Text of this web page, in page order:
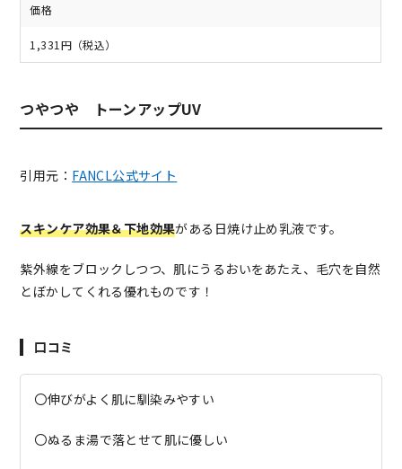
価格
1,331円（税込）
つやつや トーンアップUV
引用元： FANCL公式サイト
スキンケア効果＆下地効果がある日焼け止め乳液です。
紫外線をブロックしつつ、肌にうるおいをあたえ、毛穴を自然
とぼかしてくれる優れものです！
口コミ
〇伸びがよく肌に馴染みやすい
〇ぬるま湯で落とせて肌に優しい